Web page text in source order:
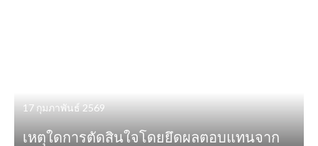
17 กุมภาพันธ์ 2569
เหตุใดการตัดสินใจโดยยึดผลตอบแทนจาก